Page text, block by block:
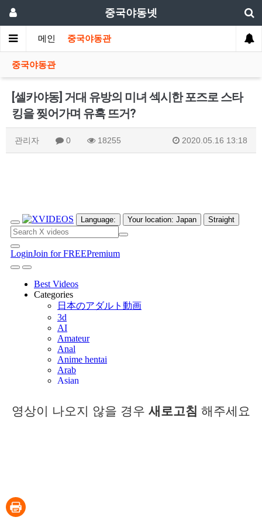
중국야동넷
메인 중국야동관
중국야동관
[셀카야동] 거대 유방의 미녀 섹시한 포즈로 스타
킹을 찢어가며 유혹 뜨거?
관리자 0 18255 2020.05.16 13:18
영상이 나오지 않을 경우 새로고침 해주세요